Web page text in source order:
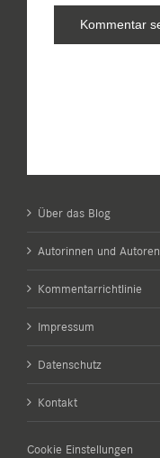
Über das Blog
Autorinnen und Autoren
Kommentarrichtlinie
Impressum
Datenschutz
Kontakt
Cookie Einstellungen